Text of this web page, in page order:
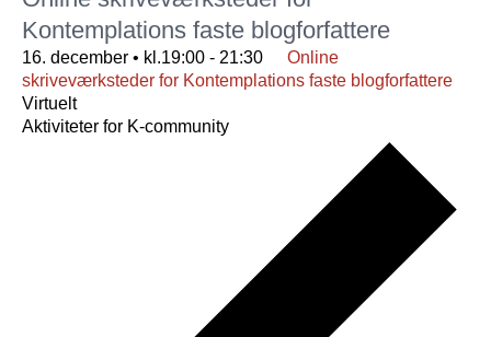
Kontemplations faste blogforfattere
16. december • kl.19:00- 21:30
Online
skriveværksteder for Kontemplations faste blogforfattere
Virtuelt
Aktiviteter for K-community